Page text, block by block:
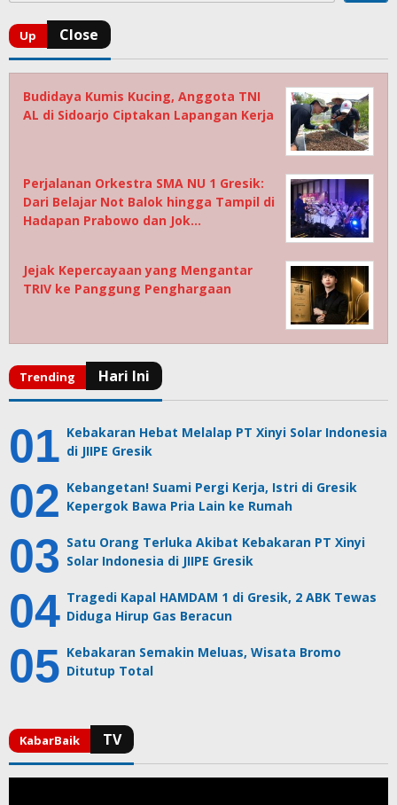
Budidaya Kumis Kucing, Anggota TNI
AL di Sidoarjo Ciptakan Lapangan Kerja
Perjalanan Orkestra SMA NU 1 Gresik:
Dari Belajar Not Balok hingga Tampil di
Hadapan Prabowo dan Jok…
Jejak Kepercayaan yang Mengantar
TRIV ke Panggung Penghargaan
Kebakaran Hebat Melalap PT Xinyi Solar Indonesia
di JIIPE Gresik
Kebangetan! Suami Pergi Kerja, Istri di Gresik
Kepergok Bawa Pria Lain ke Rumah
Satu Orang Terluka Akibat Kebakaran PT Xinyi
Solar Indonesia di JIIPE Gresik
Tragedi Kapal HAMDAM 1 di Gresik, 2 ABK Tewas
Diduga Hirup Gas Beracun
Kebakaran Semakin Meluas, Wisata Bromo
Ditutup Total